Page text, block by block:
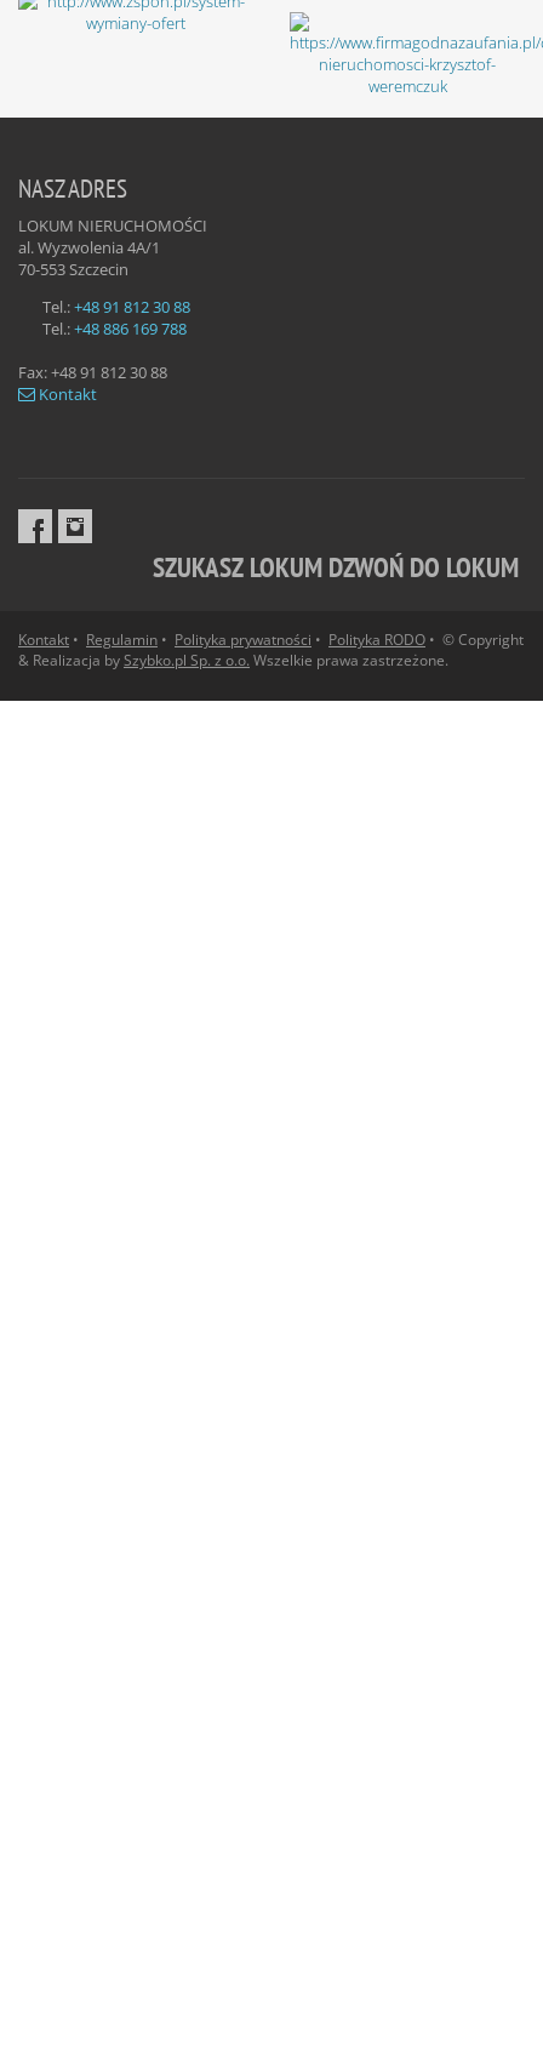
NASZ ADRES
LOKUM NIERUCHOMOŚCI
al. Wyzwolenia 4A/1
70-553Szczecin
Tel.:+48 91 812 30 88
Tel.:+48 886 169 788
Fax:+48 91 812 30 88
Kontakt
SZUKASZ LOKUM DZWOŃ DO LOKUM
Kontakt • Regulamin • Polityka prywatności • Polityka RODO • © Copyright
& Realizacja bySzybko.pl Sp. z o.o. Wszelkie prawa zastrzeżone.